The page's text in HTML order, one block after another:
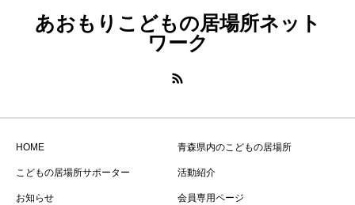
あおもりこどもの居場所ネット
ワーク
HOME 青森県内のこどもの居場所
こどもの居場所サポーター 活動紹介
お知らせ 会員専用ページ